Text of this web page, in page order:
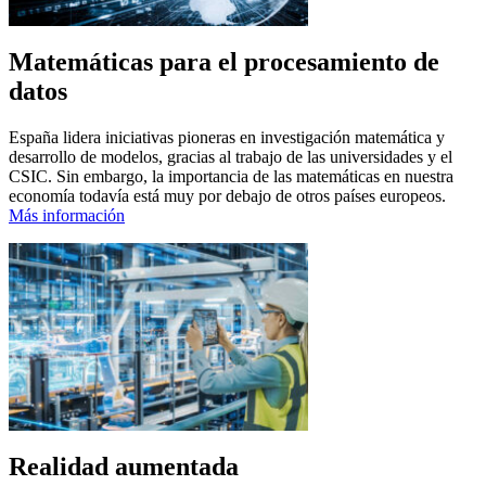
Matemáticas para el procesamiento de
datos
España lidera iniciativas pioneras en investigación matemática y
desarrollo de modelos, gracias al trabajo de las universidades y el
CSIC. Sin embargo, la importancia de las matemáticas en nuestra
economía todavía está muy por debajo de otros países europeos.
Más información
Realidad aumentada